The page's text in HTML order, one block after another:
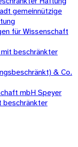
gemeinnützige
für Wissenschaft
beschränkter
& Co.
mbH Speyer
beschränkter